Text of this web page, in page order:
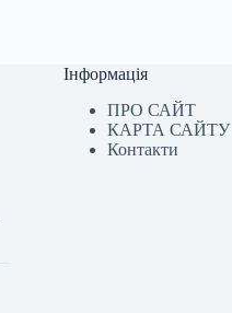
Інформація
ПРО САЙТ
КАРТА САЙТУ
Контакти